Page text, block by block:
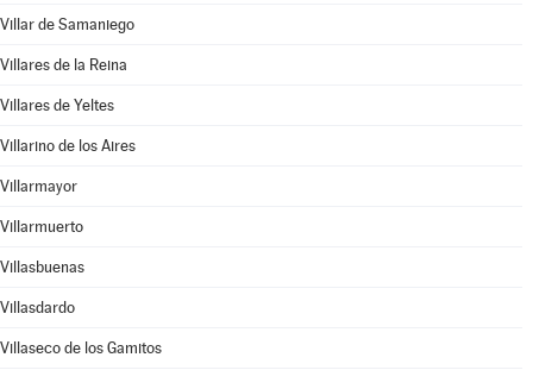
Villar de Samaniego
Villares de la Reina
Villares de Yeltes
Villarino de los Aires
Villarmayor
Villarmuerto
Villasbuenas
Villasdardo
Villaseco de los Gamitos